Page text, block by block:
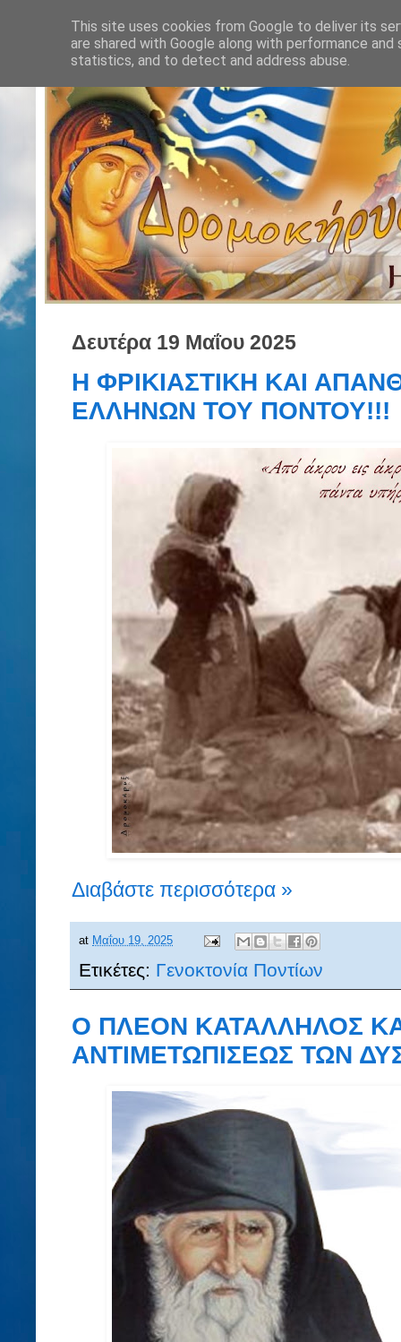
Δευτέρα 19 Μαΐου 2025
Η ΦΡΙΚΙΑΣΤΙΚΗ ΚΑΙ
ΕΛΛΗΝΩΝ ΤΟΥ ΠΟΝΤΟΥ!!!
Διαβάστε περισσότερα »
at Μαΐου 19, 2025
Ετικέτες: Γενοκτονία Ποντίων
Ο ΠΛΕΟΝ ΚΑΤΑΛΛΗΛΟΣ
ΑΝΤΙΜΕΤΩΠΙΣΕΩΣ ΤΩΝ
This site uses cookies from Google to deliver its
are shared with Google along with performance
statistics, and to detect and address abuse.